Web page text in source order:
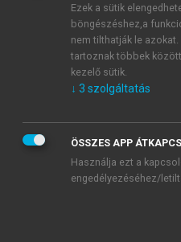
veszem és elfogadom.
Általános vásárlási
mersz.huoldalak
tudomásul veszem és
Ezek a sütik
böngészéshez,a
nem tilthatják le
tartoznak többek
kezelő sütik.
↓ 3 szolgáltatás
ÖSSZES APP
Használja ezt a
engedélyezéséhez/